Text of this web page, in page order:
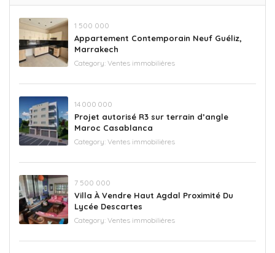
‪1 500 000
Appartement Contemporain Neuf Guéliz,
Marrakech
Category: Ventes immobilières
14 000 000
Projet autorisé R3 sur terrain d’angle
Maroc Casablanca
Category: Ventes immobilières
‪7 500 000‬
Villa À Vendre Haut Agdal Proximité Du
Lycée Descartes
Category: Ventes immobilières